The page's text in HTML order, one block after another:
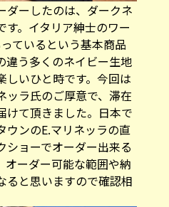
ダーしたのは、ダークネ
。イタリア紳士のワー
ているという基本商品
違う多くのネイビー生地
しいひと時です。今回は
ッラ氏のご厚意で、滞在
けて頂きました。日本で
ウンのE.マリネッラの直
ショーでオーダー出来る
オーダー可能な範囲や納
ると思いますので確認相